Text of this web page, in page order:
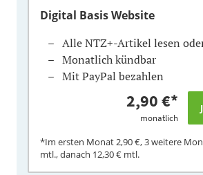
Digital Basis Website
Alle NTZ+-Artikel lesen
Monatlich kündbar
Mit PayPal bezahlen
2,90 €*
monatlich
*Im ersten Monat2,90 €, 3 weitere
mtl., danach 12,30 € mtl.